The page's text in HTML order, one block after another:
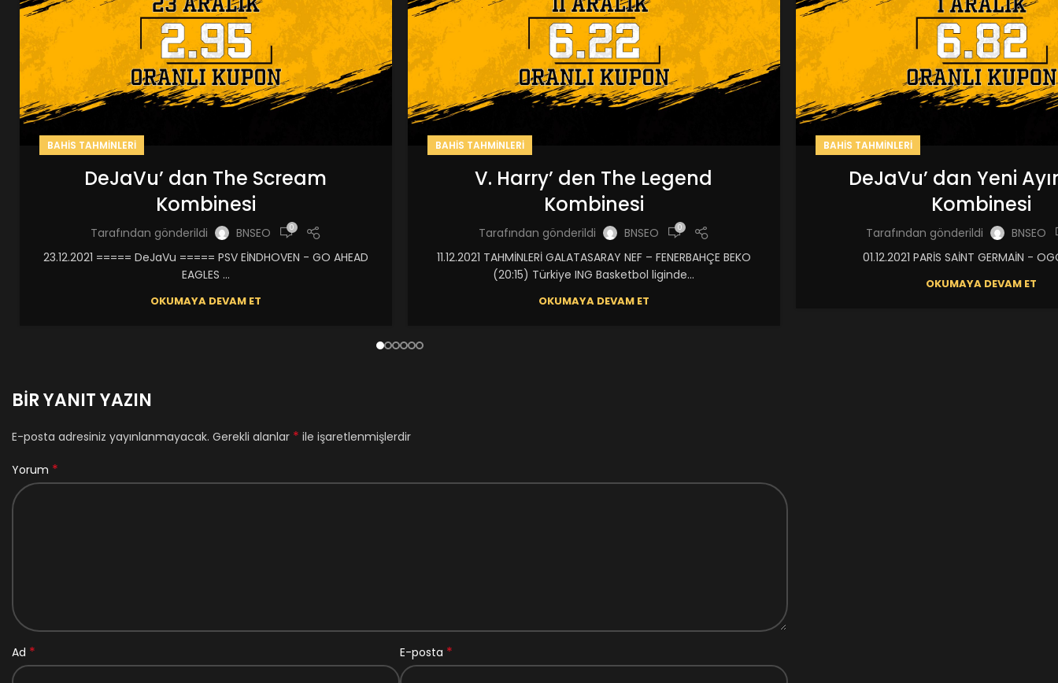
BAHIS TAHMINLERI
DeJaVu’ dan The Scream
Kombinesi
Tarafından gönderildi BNSEO 0
23.12.2021 ===== DeJaVu ===== PSV EİNDHOVEN - GO AHEAD
EAGLES ...
OKUMAYA DEVAM ET
BAHIS TAHMINLERI
V. Harry’ den The Legend
Kombinesi
Tarafından gönderildi BNSEO 0
11.12.2021 TAHMİNLERİ GALATASARAY NEF – FENERBAHÇE BEKO
(20:15) Türkiye ING Basketbol liginde...
OKUMAYA DEVAM ET
BAHIS TAHMINLERI
DeJaVu’ dan Yeni
Kombinesi
Tarafından gönderildi
BNSEO
01.12.2021 PARİS SAİNT GERMAİN -
OKUMAYA DEVAM ET
BIR YANIT YAZIN
E-posta adresiniz yayınlanmayacak. Gerekli alanlar * ile işaretlenmişlerdir
Yorum *
Ad * E-posta *